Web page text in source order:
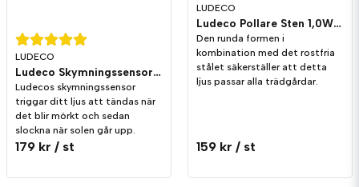
LUDECO
Ludeco Skymningssensor IP44
Ludecos skymningssensor
triggar ditt ljus att tändas när
det blir mörkt och sedan
slockna när solen går upp.
179 kr / st
LUDECO
Ludeco Pollare Sten 1,0W 90lm IP44
Den runda formen i
kombination med det rostfria
stålet säkerställer att detta
ljus passar alla trädgårdar.
159 kr / st